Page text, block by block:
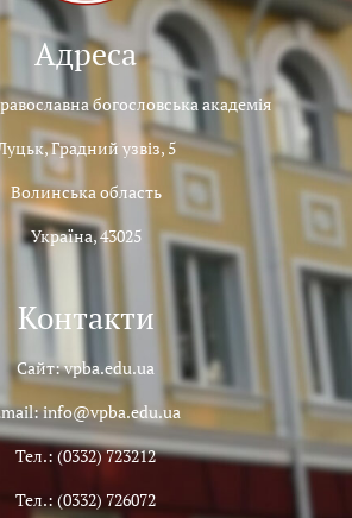
Адреса
богословська академія
Градний узвіз, 5
Волинська область
Україна, 43025
Контакти
Сайт: vpba.edu.ua
info@vpba.edu.ua
Тел.: (0332) 723212
Тел.: (0332) 726072